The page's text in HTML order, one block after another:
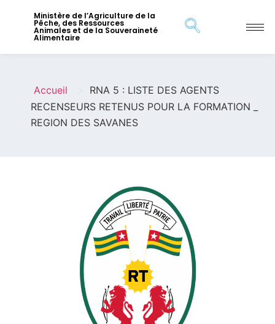
Ministère de l’Agriculture de la
Pêche, des Ressources
Animales et de la Souveraineté
Alimentaire
Accueil
RNA 5 : LISTE DES AGENTS
RECENSEURS RETENUS POUR LA FORMATION _
REGION DES SAVANES